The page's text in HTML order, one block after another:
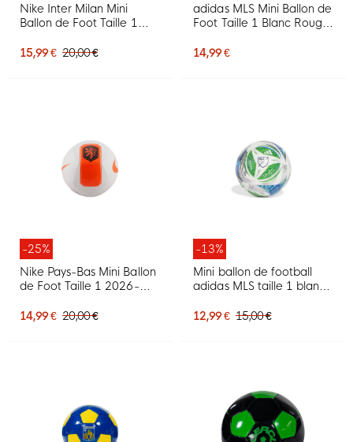
Nike Inter Milan Mini
Ballon de Foot Taille 1
Noir
15,99 € 20,00 €
adidas MLS Mini Ballon de
Foot Taille 1 Blanc Rouge
14,99 €
-25%
Nike Pays-Bas Mini Ballon
de Foot Taille 1 2026-
14,99 € 20,00 €
-13%
Mini ballon de football
adidas MLS taille 1 blanc
12,99 € 15,00 €